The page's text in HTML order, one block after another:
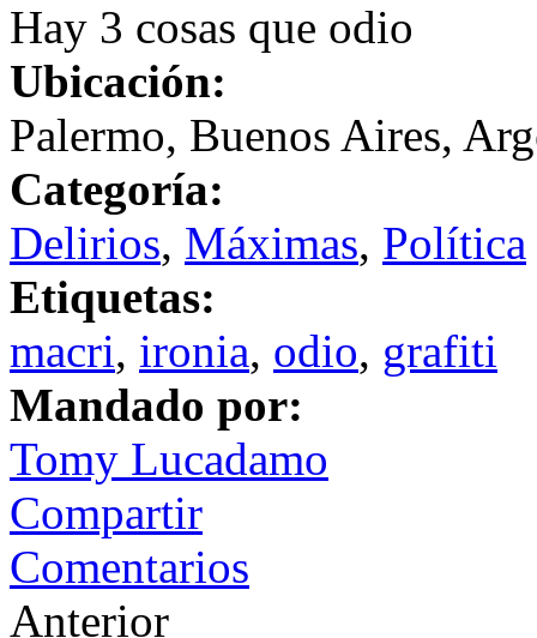
Hay 3 cosas que odio
Ubicación:
Palermo, Buenos Aires,
Categoría:
Delirios, Máximas, Política
Etiquetas:
macri, ironia, odio, grafiti
Mandado por:
Tomy Lucadamo
Compartir
Comentarios
Anterior